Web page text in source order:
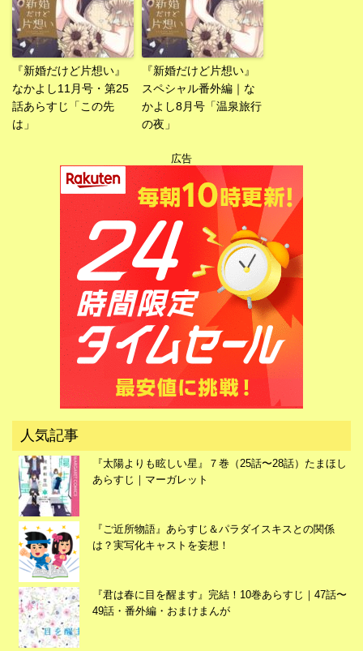
『新婚だけど片想い』
なかよし11月号・第25
話あらすじ「この先
は」
『新婚だけど片想い』
スペシャル番外編｜な
かよし8月号「温泉旅行
の夜」
広告
人気記事
『太陽よりも眩しい星』７巻（25話〜28話）たまほし
あらすじ｜マーガレット
『ご近所物語』あらすじ＆パラダイスキスとの関係
は？実写化キャストを妄想！
『君は春に目を醒ます』完結！10巻あらすじ｜47話〜
49話・番外編・おまけまんが